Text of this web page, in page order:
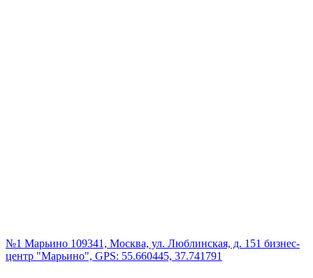
№1 Марьино 109341, Москва, ул. Люблинская, д. 151 бизнес-
центр "Марьино", GPS: 55.660445, 37.741791